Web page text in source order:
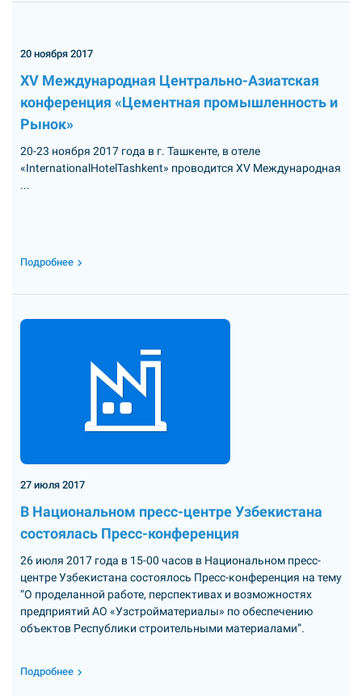
20 ноября 2017
XV Международная Центрально-Азиатская
конференция «Цементная промышленность и
Рынок»
20-23 ноября 2017 года в г. Ташкенте, в отеле
«InternationalHotelTashkent» проводится XV Международная
...
Подробнее
27 июля 2017
В Национальном пресс-центре Узбекистана
состоялась Пресс-конференция
26 июля 2017 года в 15-00 часов в Национальном пресс-
центре Узбекистана состоялось Пресс-конференция на тему
“О проделанной работе, перспективах и возможностях
предприятий АО «Узстройматериалы» по обеспечению
объектов Республики строительными материалами”.
Подробнее